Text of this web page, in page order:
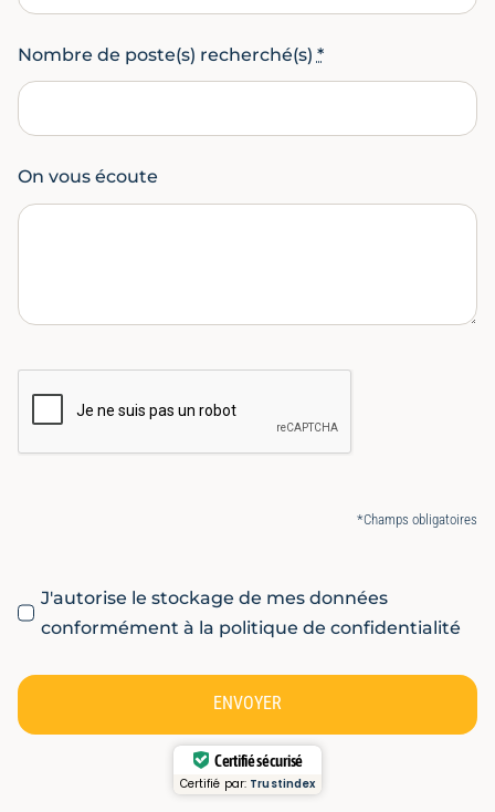
Nombre de poste(s) recherché(s) *
On vous écoute
*Champs obligatoires
J'autorise le stockage de mes données
conformément à la politique de confidentialité
ENVOYER
Certifié sécurisé
Certifié par: Trustindex